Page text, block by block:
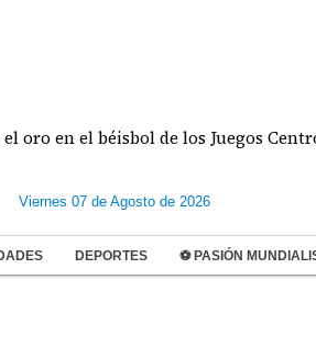
el béisbol de los Juegos
Viernes 07 de Agosto de 2026
DEPORTES ⚽ PASIÓN